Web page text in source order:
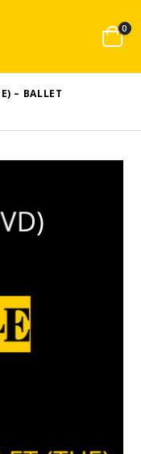
0
– BALLET